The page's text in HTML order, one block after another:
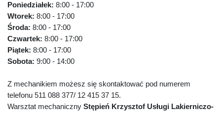
Poniedziałek: 8:00 - 17:00
Wtorek: 8:00 - 17:00
Środa: 8:00 - 17:00
Czwartek: 8:00 - 17:00
Piątek: 8:00 - 17:00
Sobota: 9:00 - 14:00
Z mechanikiem możesz się skontaktować pod numerem
telefonu 511 088 377/ 12 415 37 15.
Warsztat mechaniczny Stępień Krzysztof Usługi Lakierniczo-